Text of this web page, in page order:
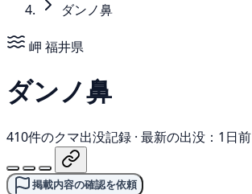
ダンノ鼻
岬 福井県
ダンノ鼻
410件のクマ出没記録 · 最新の出没：1日前
掲載内容の確認を依頼